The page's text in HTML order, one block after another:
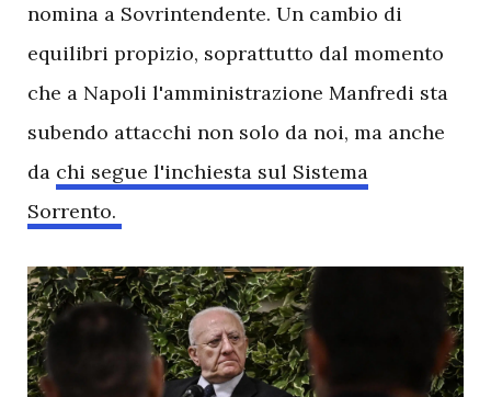
nomina a Sovrintendente. Un cambio di
equilibri propizio, soprattutto dal momento
che a Napoli l'amministrazione Manfredi sta
subendo attacchi non solo da noi, ma anche
da chi segue l'inchiesta sul Sistema
Sorrento.